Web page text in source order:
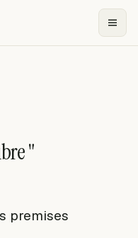
"
premises